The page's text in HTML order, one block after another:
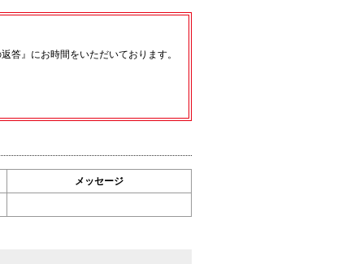
答』にお時間をいただいております。
メッセージ